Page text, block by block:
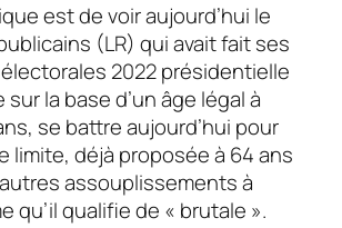
est de voir aujourd’hui le
(LR) qui avait fait ses
2022 présidentielle
la base d’un âge légal à
se battre aujourd’hui pour
limite, déjà proposée à 64 ans
assouplissements à
qu’il qualifie de « brutale ».